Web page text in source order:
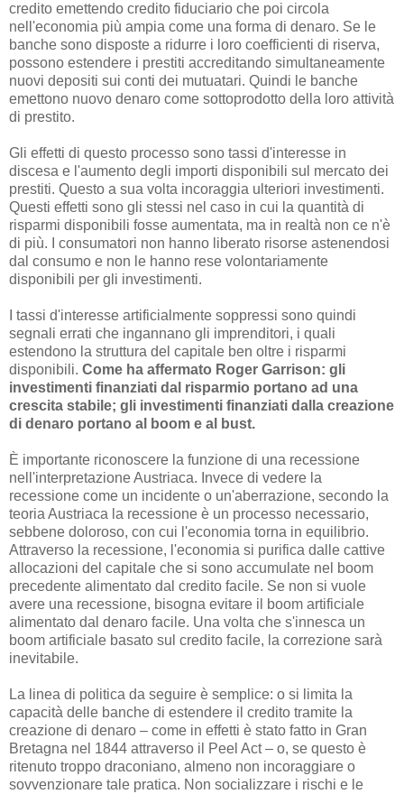
credito emettendo credito fiduciario che poi circola
nell'economia più ampia come una forma di denaro. Se le
banche sono disposte a ridurre i loro coefficienti di riserva,
possono estendere i prestiti accreditando simultaneamente
nuovi depositi sui conti dei mutuatari. Quindi le banche
emettono nuovo denaro come sottoprodotto della loro attività
di prestito.
Gli effetti di questo processo sono tassi d'interesse in
discesa e l'aumento degli importi disponibili sul mercato dei
prestiti. Questo a sua volta incoraggia ulteriori investimenti.
Questi effetti sono gli stessi nel caso in cui la quantità di
risparmi disponibili fosse aumentata, ma in realtà non ce n'è
di più. I consumatori non hanno liberato risorse astenendosi
dal consumo e non le hanno rese volontariamente
disponibili per gli investimenti.
I tassi d'interesse artificialmente soppressi sono quindi
segnali errati che ingannano gli imprenditori, i quali
estendono la struttura del capitale ben oltre i risparmi
disponibili. Come ha affermato Roger Garrison: gli
investimenti finanziati dal risparmio portano ad una
crescita stabile; gli investimenti finanziati dalla creazione
di denaro portano al boom e al bust.
È importante riconoscere la funzione di una recessione
nell'interpretazione Austriaca. Invece di vedere la
recessione come un incidente o un'aberrazione, secondo la
teoria Austriaca la recessione è un processo necessario,
sebbene doloroso, con cui l'economia torna in equilibrio.
Attraverso la recessione, l'economia si purifica dalle cattive
allocazioni del capitale che si sono accumulate nel boom
precedente alimentato dal credito facile. Se non si vuole
avere una recessione, bisogna evitare il boom artificiale
alimentato dal denaro facile. Una volta che s'innesca un
boom artificiale basato sul credito facile, la correzione sarà
inevitabile.
La linea di politica da seguire è semplice: o si limita la
capacità delle banche di estendere il credito tramite la
creazione di denaro – come in effetti è stato fatto in Gran
Bretagna nel 1844 attraverso il Peel Act – o, se questo è
ritenuto troppo draconiano, almeno non incoraggiare o
sovvenzionare tale pratica. Non socializzare i rischi e le